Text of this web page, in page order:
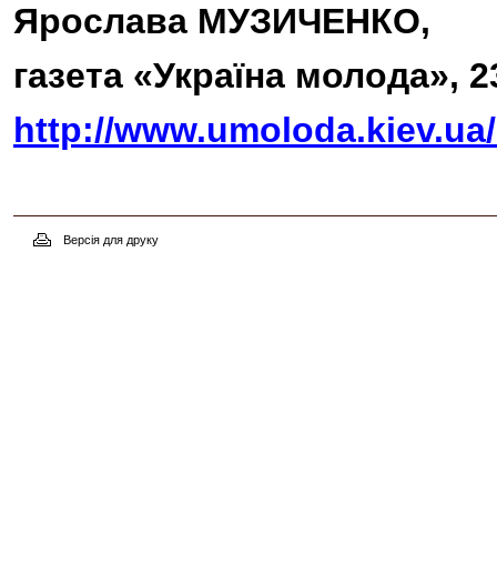
Ярослава МУЗИЧЕНКО,
газета «Україна молода»,
http://
Версія для друку